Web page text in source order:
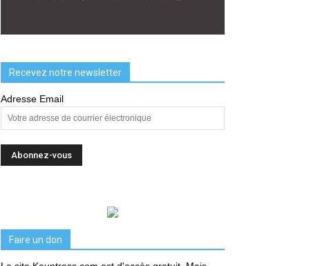
Recevez notre newsletter
Adresse Email
Faire un don